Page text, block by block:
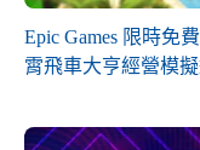
Epic Games 限時免
霄飛車大亨經營模